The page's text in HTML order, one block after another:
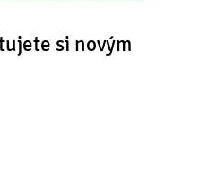
si novým